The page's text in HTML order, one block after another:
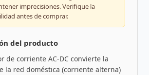
imprecisiones. Verifique la
antes de comprar.
del producto
de corriente AC-DC convierte la
la red doméstica (corriente alterna)